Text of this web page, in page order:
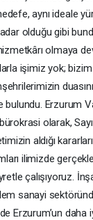
aynı ideale
olduğu gibi
olmaya
işimiz yok;
Erzurum
olarak,
aldığı
ilimizde
çalışıyoruz.
sanayi
Erzurum’un daha